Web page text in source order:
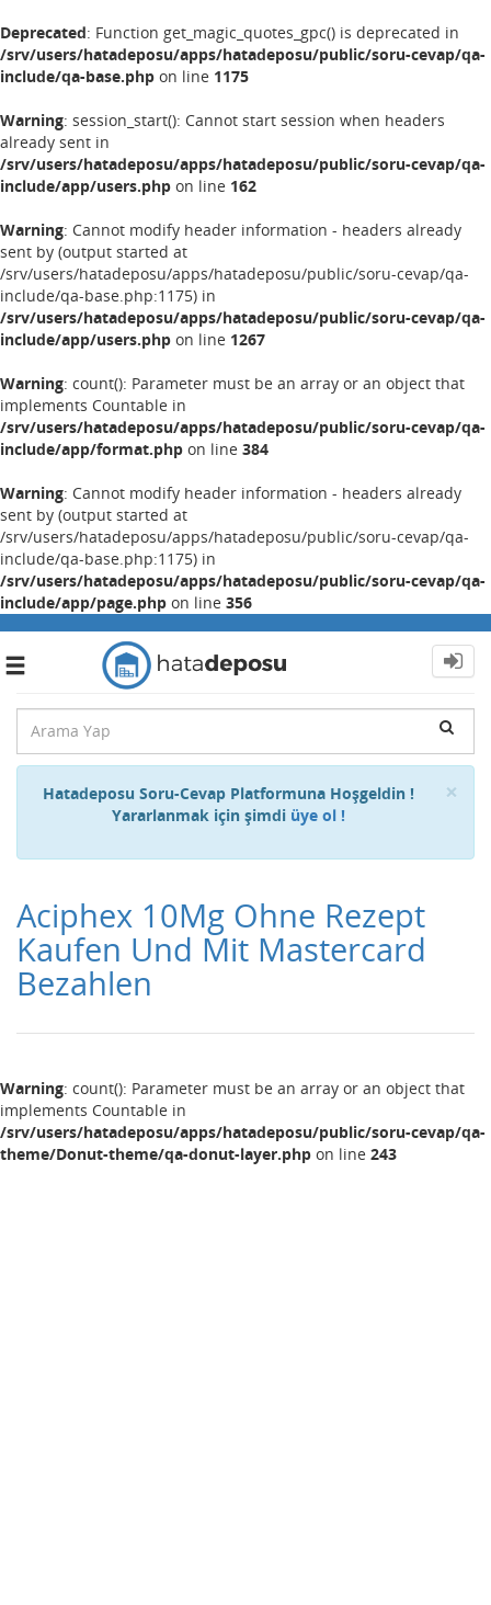
Deprecated: Function get_magic_quotes_gpc() is deprecated in
/srv/users/hatadeposu/apps/hatadeposu/public/soru-cevap/qa-
include/qa-base.php on line 1175
Warning: session_start(): Cannot start session when headers
already sent in
/srv/users/hatadeposu/apps/hatadeposu/public/soru-cevap/qa-
include/app/users.php on line 162
Warning: Cannot modify header information - headers already
sent by (output started at
/srv/users/hatadeposu/apps/hatadeposu/public/soru-cevap/qa-
include/qa-base.php:1175) in
/srv/users/hatadeposu/apps/hatadeposu/public/soru-cevap/qa-
include/app/users.php on line 1267
Warning: count(): Parameter must be an array or an object that
implements Countable in
/srv/users/hatadeposu/apps/hatadeposu/public/soru-cevap/qa-
include/app/format.php on line 384
Warning: Cannot modify header information - headers already
sent by (output started at
/srv/users/hatadeposu/apps/hatadeposu/public/soru-cevap/qa-
include/qa-base.php:1175) in
/srv/users/hatadeposu/apps/hatadeposu/public/soru-cevap/qa-
include/app/page.php on line 356
Toggle
×
Hatadeposu Soru-Cevap Platformuna Hoşgeldin !
Yararlanmak için şimdi üye ol !
Aciphex 10Mg Ohne Rezept
Kaufen Und Mit Mastercard
Bezahlen
Warning: count(): Parameter must be an array or an object that
implements Countable in
/srv/users/hatadeposu/apps/hatadeposu/public/soru-cevap/qa-
theme/Donut-theme/qa-donut-layer.php on line 243